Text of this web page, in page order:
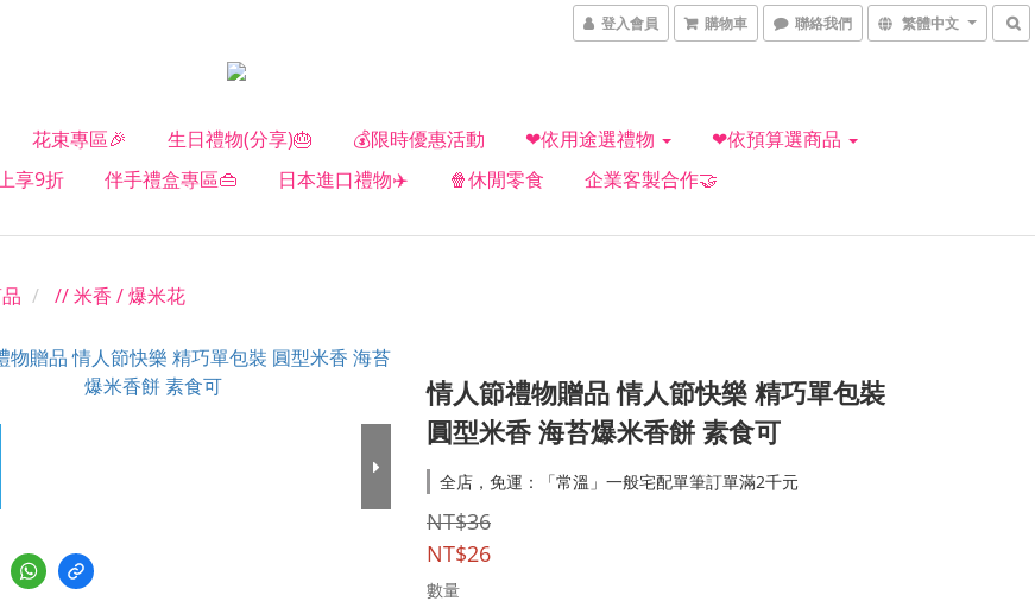
登入會員 購物車 聯絡我們 繁體中文
花束專區🎉 生日禮物(分享)🎂 💰限時優惠活動 ❤依用途選禮物
❤依預算選商品
享9折
伴手禮盒專區👜 日本進口禮物✈️ 🍿休閒零食 企業客製合作🤝
// 米香 / 爆米花
情人節禮物贈品 情人節快樂 精巧單包裝
圓型米香 海苔爆米香餅 素食可
全店，免運：「常溫」一般宅配單筆訂單滿2千元
NT$36
NT$26
數量